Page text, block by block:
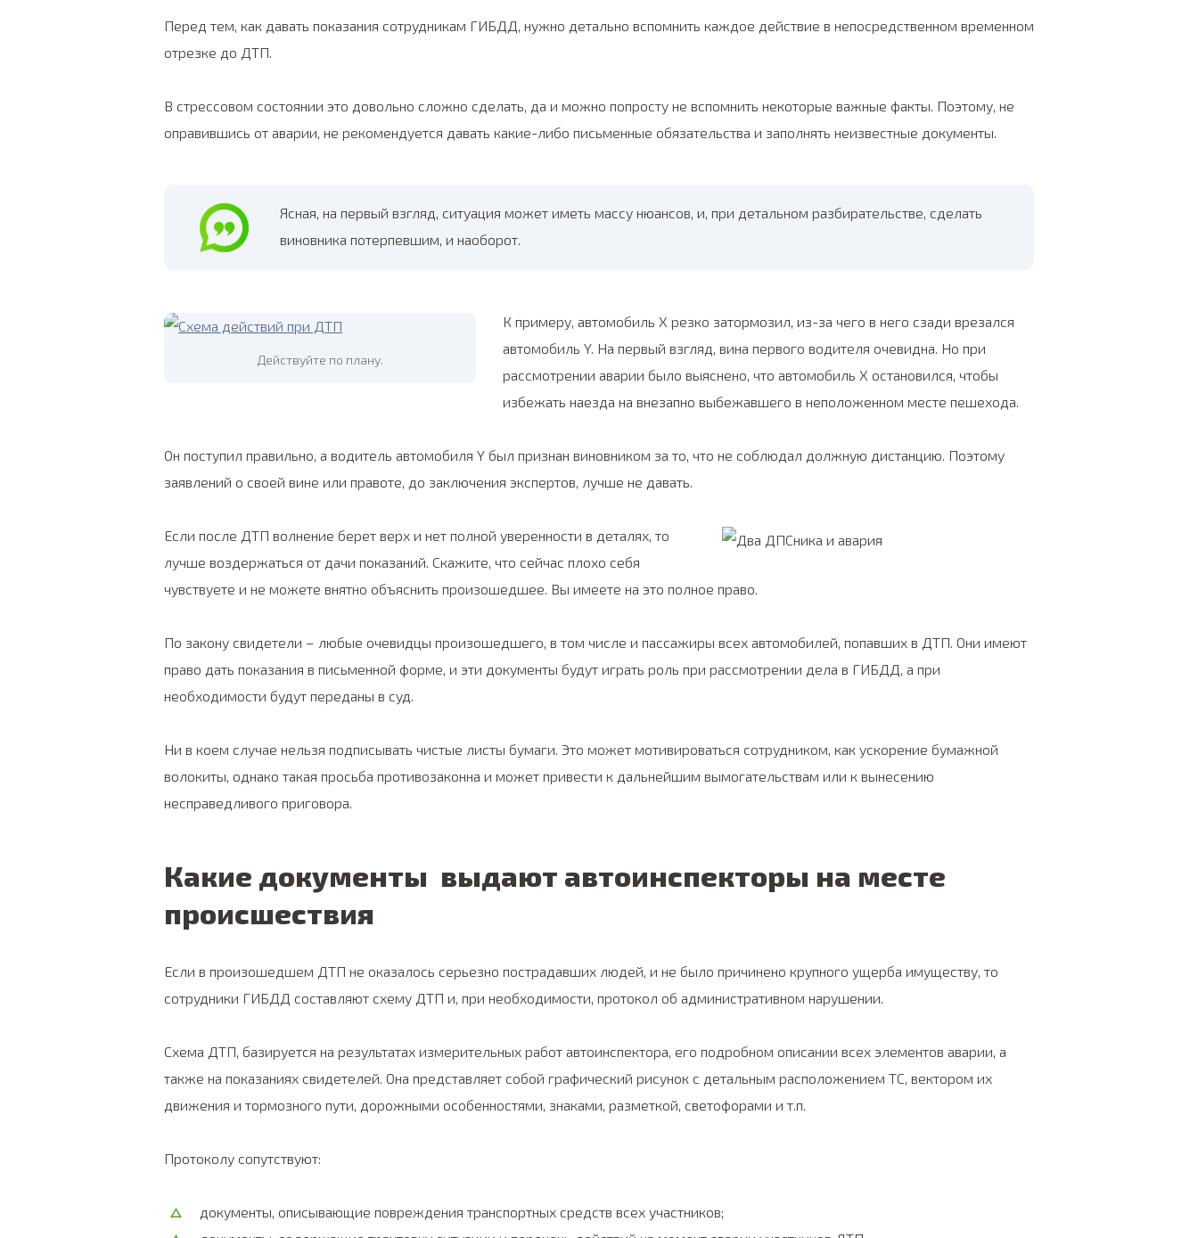
Перед тем, как давать показания сотрудникам ГИБДД, нужно детально вспомнить каждое действие в непосредственном временном
отрезке до ДТП.
В стрессовом состоянии это довольно сложно сделать, да и можно попросту не вспомнить некоторые важные факты. Поэтому, не
оправившись от аварии, не рекомендуется давать какие-либо письменные обязательства и заполнять неизвестные документы.
Ясная, на первый взгляд, ситуация может иметь массу нюансов, и, при детальном разбирательстве, сделать
виновника потерпевшим, и наоборот.
Действуйте по плану.
К примеру, автомобиль X резко затормозил, из-за чего в него сзади врезался
автомобиль Y. На первый взгляд, вина первого водителя очевидна. Но при
рассмотрении аварии было выяснено, что автомобиль X остановился, чтобы
избежать наезда на внезапно выбежавшего в неположенном месте пешехода.
Он поступил правильно, а водитель автомобиля Y был признан виновником за то, что не соблюдал должную дистанцию. Поэтому
заявлений о своей вине или правоте, до заключения экспертов, лучше не давать.
Если после ДТП волнение берет верх и нет полной уверенности в деталях, то
лучше воздержаться от дачи показаний. Скажите, что сейчас плохо себя
чувствуете и не можете внятно объяснить произошедшее. Вы имеете на это полное право.
По закону свидетели – любые очевидцы произошедшего, в том числе и пассажиры всех автомобилей, попавших в ДТП. Они имеют
право дать показания в письменной форме, и эти документы будут играть роль при рассмотрении дела в ГИБДД, а при
необходимости будут переданы в суд.
Ни в коем случае нельзя подписывать чистые листы бумаги. Это может мотивироваться сотрудником, как ускорение бумажной
волокиты, однако такая просьба противозаконна и может привести к дальнейшим вымогательствам или к вынесению
несправедливого приговора.
Какие документы выдают автоинспекторы на месте
происшествия
Если в произошедшем ДТП не оказалось серьезно пострадавших людей, и не было причинено крупного ущерба имуществу, то
сотрудники ГИБДД составляют схему ДТП и, при необходимости, протокол об административном нарушении.
Схема ДТП, базируется на результатах измерительных работ автоинспектора, его подробном описании всех элементов аварии, а
также на показаниях свидетелей. Она представляет собой графический рисунок с детальным расположением ТС, вектором их
движения и тормозного пути, дорожными особенностями, знаками, разметкой, светофорами и т.п.
Протоколу сопутствуют:
документы, описывающие повреждения транспортных средств всех участников;